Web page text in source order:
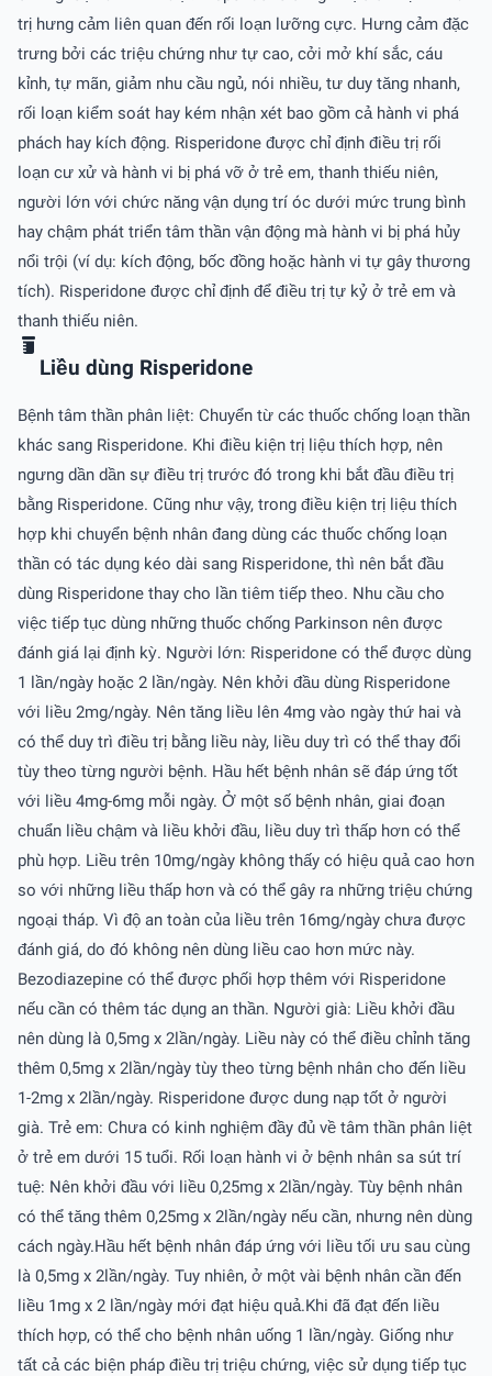
trị hưng cảm liên quan đến rối loạn lưỡng cực. Hưng cảm đặc
trưng bởi các triệu chứng như tự cao, cởi mở khí sắc, cáu
kỉnh, tự mãn, giảm nhu cầu ngủ, nói nhiều, tư duy tăng nhanh,
rối loạn kiểm soát hay kém nhận xét bao gồm cả hành vi phá
phách hay kích động. Risperidone được chỉ định điều trị rối
loạn cư xử và hành vi bị phá vỡ ở trẻ em, thanh thiếu niên,
người lớn với chức năng vận dụng trí óc dưới mức trung bình
hay chậm phát triển tâm thần vận động mà hành vi bị phá hủy
nổi trội (ví dụ: kích động, bốc đồng hoặc hành vi tự gây thương
tích). Risperidone được chỉ định để điều trị tự kỷ ở trẻ em và
thanh thiếu niên.
Liều dùng Risperidone
Bệnh tâm thần phân liệt: Chuyển từ các thuốc chống loạn thần
khác sang Risperidone. Khi điều kiện trị liệu thích hợp, nên
ngưng dần dần sự điều trị trước đó trong khi bắt đầu điều trị
bằng Risperidone. Cũng như vậy, trong điều kiện trị liệu thích
hợp khi chuyển bệnh nhân đang dùng các thuốc chống loạn
thần có tác dụng kéo dài sang Risperidone, thì nên bắt đầu
dùng Risperidone thay cho lần tiêm tiếp theo. Nhu cầu cho
việc tiếp tục dùng những thuốc chống Parkinson nên được
đánh giá lại định kỳ. Người lớn: Risperidone có thể được dùng
1 lần/ngày hoặc 2 lần/ngày. Nên khởi đầu dùng Risperidone
với liều 2mg/ngày. Nên tăng liều lên 4mg vào ngày thứ hai và
có thể duy trì điều trị bằng liều này, liều duy trì có thể thay đổi
tùy theo từng người bệnh. Hầu hết bệnh nhân sẽ đáp ứng tốt
với liều 4mg-6mg mỗi ngày. Ở một số bệnh nhân, giai đoạn
chuẩn liều chậm và liều khởi đầu, liều duy trì thấp hơn có thể
phù hợp. Liều trên 10mg/ngày không thấy có hiệu quả cao hơn
so với những liều thấp hơn và có thể gây ra những triệu chứng
ngoại tháp. Vì độ an toàn của liều trên 16mg/ngày chưa được
đánh giá, do đó không nên dùng liều cao hơn mức này.
Bezodiazepine có thể được phối hợp thêm với Risperidone
nếu cần có thêm tác dụng an thần. Người già: Liều khởi đầu
nên dùng là 0,5mg x 2lần/ngày. Liều này có thể điều chỉnh tăng
thêm 0,5mg x 2lần/ngày tùy theo từng bệnh nhân cho đến liều
1-2mg x 2lần/ngày. Risperidone được dung nạp tốt ở người
già. Trẻ em: Chưa có kinh nghiệm đầy đủ về tâm thần phân liệt
ở trẻ em dưới 15 tuổi. Rối loạn hành vi ở bệnh nhân sa sút trí
tuệ: Nên khởi đầu với liều 0,25mg x 2lần/ngày. Tùy bệnh nhân
có thể tăng thêm 0,25mg x 2lần/ngày nếu cần, nhưng nên dùng
cách ngày.Hầu hết bệnh nhân đáp ứng với liều tối ưu sau cùng
là 0,5mg x 2lần/ngày. Tuy nhiên, ở một vài bệnh nhân cần đến
liều 1mg x 2 lần/ngày mới đạt hiệu quả.Khi đã đạt đến liều
thích hợp, có thể cho bệnh nhân uống 1 lần/ngày. Giống như
tất cả các biện pháp điều trị triệu chứng, việc sử dụng tiếp tục